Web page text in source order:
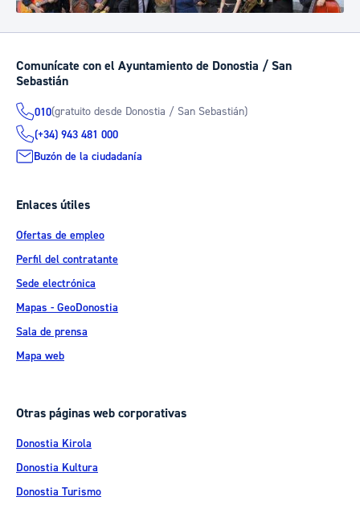
Comunícate con el Ayuntamiento de Donostia / San
Sebastián
010(gratuito desde Donostia / San Sebastián)
(+34) 943 481 000
Buzón de la ciudadanía
Enlaces útiles
Ofertas de empleo
Perfil del contratante
Sede electrónica
Mapas - GeoDonostia
Sala de prensa
Mapa web
Otras páginas web corporativas
Donostia Kirola
Donostia Kultura
Donostia Turismo